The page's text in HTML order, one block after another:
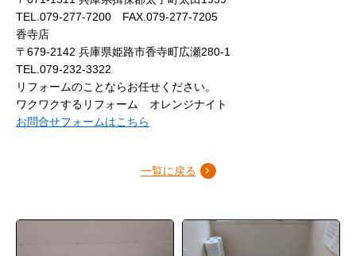
TEL.079-277-7200 FAX.079-277-7205
香寺店
〒679-2142 兵庫県姫路市香寺町広瀬280-1
TEL.079-232-3322
リフォームのことならお任せください。
ワクワクするリフォーム オレンジナイト
お問合せフォームはこちら
一覧に戻る